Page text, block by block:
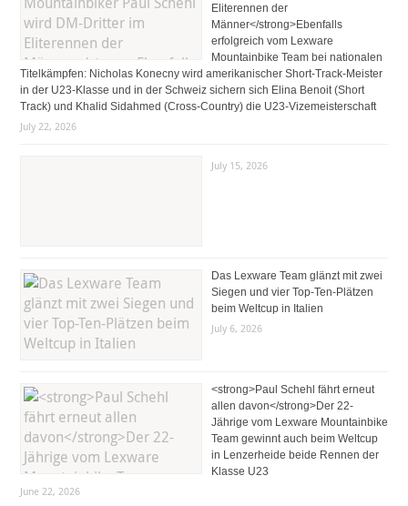
Eliterennen der
Männer</strong>Ebenfalls
erfolgreich vom Lexware
Mountainbike Team bei nationalen
Titelkämpfen: Nicholas Konecny wird amerikanischer Short-Track-Meister
in der U23-Klasse und in der Schweiz sichern sich Elina Benoit (Short
Track) und Khalid Sidahmed (Cross-Country) die U23-Vizemeisterschaft
July 22, 2026
July 15, 2026
Das Lexware Team glänzt mit zwei
Siegen und vier Top-Ten-Plätzen
beim Weltcup in Italien
July 6, 2026
<strong>Paul Schehl fährt erneut
allen davon</strong>Der 22-
Jährige vom Lexware Mountainbike
Team gewinnt auch beim Weltcup
in Lenzerheide beide Rennen der
Klasse U23
June 22, 2026